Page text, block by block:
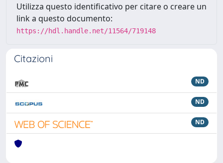
Utilizza questo identificativo per citare o creare un
link a questo documento:
https://hdl.handle.net/11564/719148
Citazioni
ND
ND
ND